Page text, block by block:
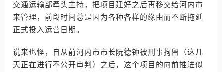
交通运输部牵头主持，把项目建好之后再移交给河内市
来管理，前段时间总是因为各种各样的缘由而不断拖延
正式投入运营日期。
说来也怪，自从前河内市市长阮德钟被刑事拘留（这几
天正在进行不公开审判）之后，这个项目的向前推进似